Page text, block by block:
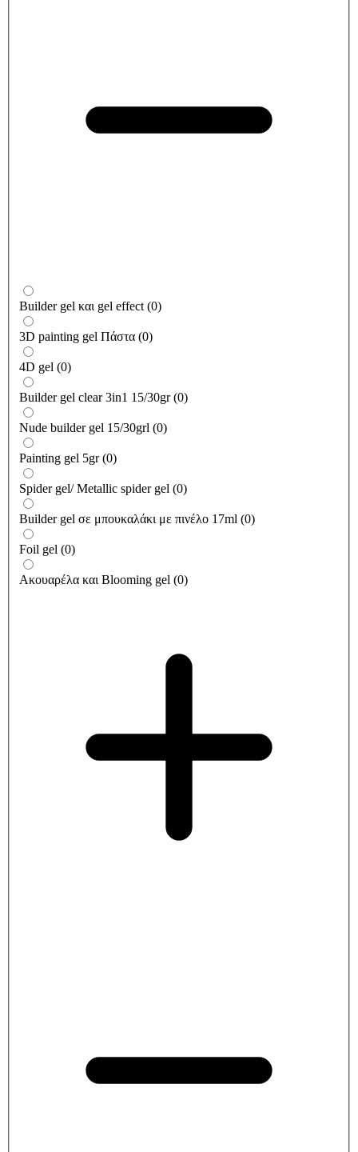
Builder gel και gel effect (0)
3D painting gel Πάστα (0)
4D gel (0)
Builder gel clear 3in1 15/30gr (0)
Nude builder gel 15/30grl (0)
Painting gel 5gr (0)
Spider gel/ Metallic spider gel (0)
Builder gel σε μπουκαλάκι με πινέλο 17ml (0)
Foil gel (0)
Ακουαρέλα και Blooming gel (0)